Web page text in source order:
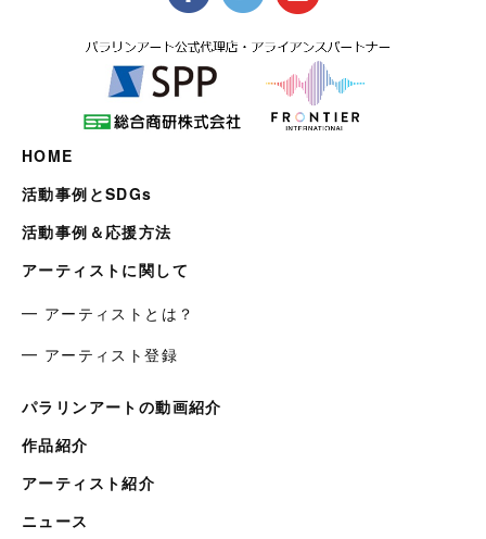
HOME
活動事例とSDGs
活動事例＆応援方法
アーティストに関して
━ アーティストとは？
━ アーティスト登録
パラリンアートの動画紹介
作品紹介
アーティスト紹介
ニュース